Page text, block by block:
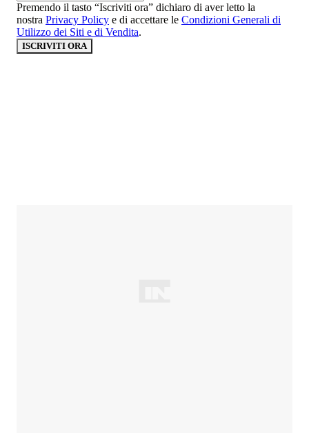
Premendo il tasto “Iscriviti ora” dichiaro di aver letto la
nostra Privacy Policy e di accettare le Condizioni Generali di
Utilizzo dei Siti e di Vendita.
ISCRIVITI ORA